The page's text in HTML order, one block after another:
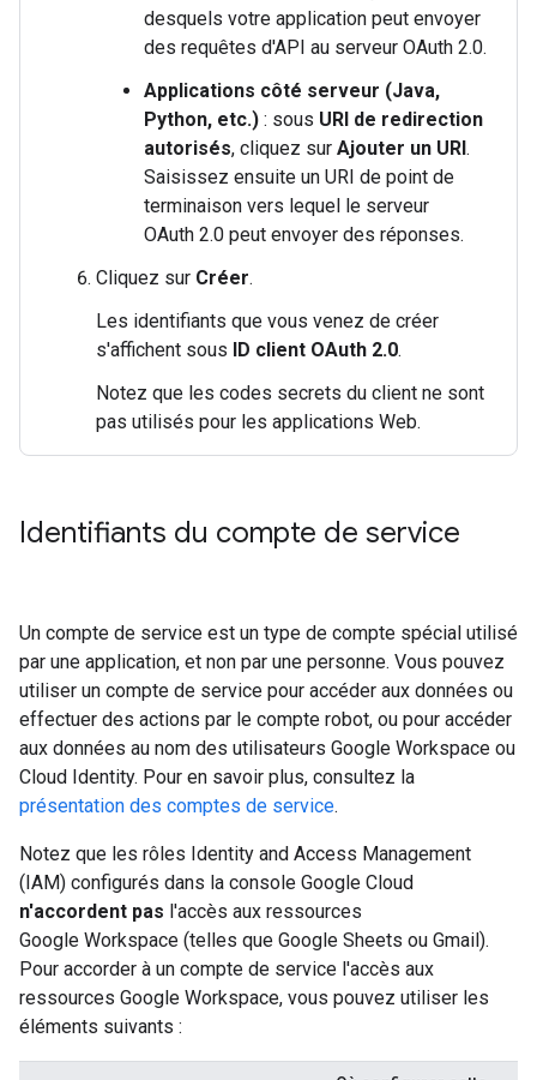
desquels votre application peut envoyer
des requêtes d'API au serveur OAuth 2.0.
Applications côté serveur (Java,
Python, etc.) : sous URI de redirection
autorisés, cliquez sur Ajouter un URI.
Saisissez ensuite un URI de point de
terminaison vers lequel le serveur
OAuth 2.0 peut envoyer des réponses.
Cliquez sur Créer.
Les identifiants que vous venez de créer
s'affichent sous ID client OAuth 2.0.
Notez que les codes secrets du client ne sont
pas utilisés pour les applications Web.
Identifiants du compte de service
Un compte de service est un type de compte spécial utilisé
par une application, et non par une personne. Vous pouvez
utiliser un compte de service pour accéder aux données ou
effectuer des actions par le compte robot, ou pour accéder
aux données au nom des utilisateurs Google Workspace ou
Cloud Identity. Pour en savoir plus, consultez la
présentation des comptes de service.
Notez que les rôles Identity and Access Management
(IAM) configurés dans la console Google Cloud
n'accordent pas l'accès aux ressources
Google Workspace (telles que Google Sheets ou Gmail).
Pour accorder à un compte de service l'accès aux
ressources Google Workspace, vous pouvez utiliser les
éléments suivants :